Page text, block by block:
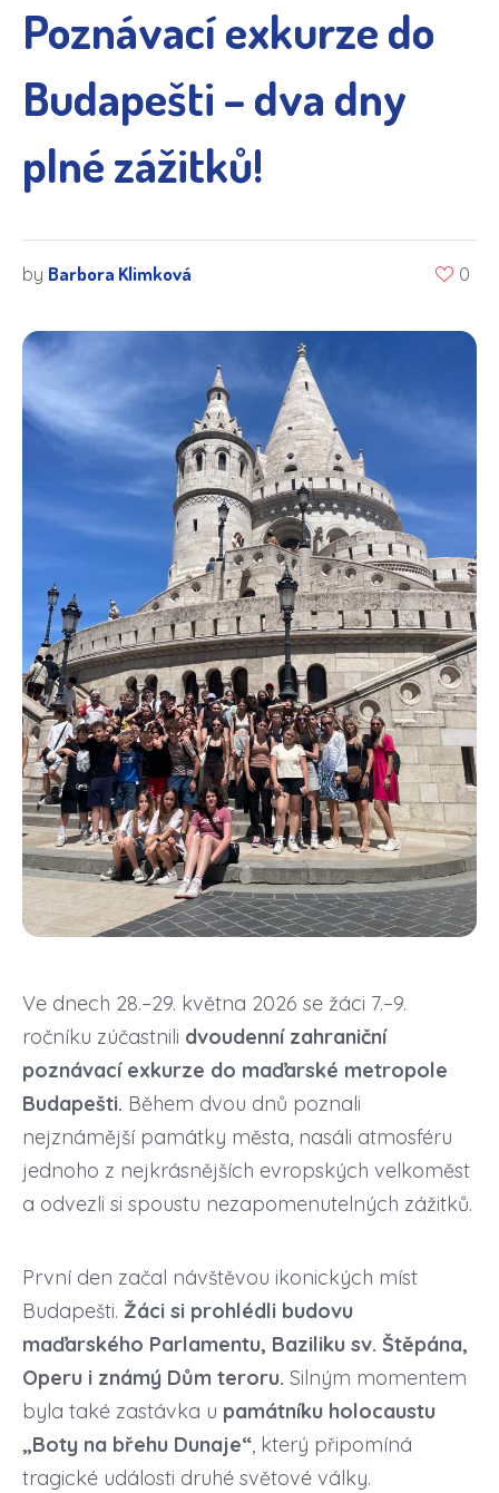
Poznávací exkurze do
Budapešti – dva dny
plné zážitků!
by Barbora Klimková 0
Ve dnech 28.–29. května 2026 se žáci 7.–9.
ročníku zúčastnili dvoudenní zahraniční
poznávací exkurze do maďarské metropole
Budapešti. Během dvou dnů poznali
nejznámější památky města, nasáli atmosféru
jednoho z nejkrásnějších evropských velkoměst
a odvezli si spoustu nezapomenutelných zážitků.
První den začal návštěvou ikonických míst
Budapešti. Žáci si prohlédli budovu
maďarského Parlamentu, Baziliku sv. Štěpána,
Operu i známý Dům teroru. Silným momentem
byla také zastávka u památníku holocaustu
„Boty na břehu Dunaje“, který připomíná
tragické události druhé světové války.